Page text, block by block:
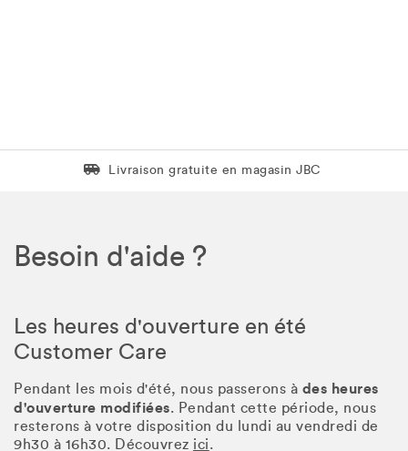
Livraison gratuite en magasin JBC
Livraison gratuite en magasin JBC
Besoin d'aide ?
Les heures d'ouverture en été
Customer Care
Pendant les mois d'été, nous passerons à des heures
d'ouverture modifiées. Pendant cette période, nous
resterons à votre disposition du lundi au vendredi de
9h30 à 16h30. Découvrez ici.